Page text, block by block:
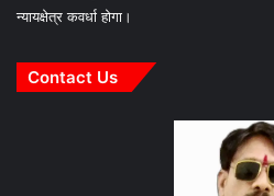
न्यायक्षेत्र कवर्धा होगा।
Contact Us